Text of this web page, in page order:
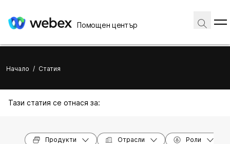
Помощен център
Начало / Статия
Тази статия се отнася за:
Продукти Отрасли Роли